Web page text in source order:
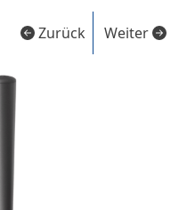
Zurück Weiter